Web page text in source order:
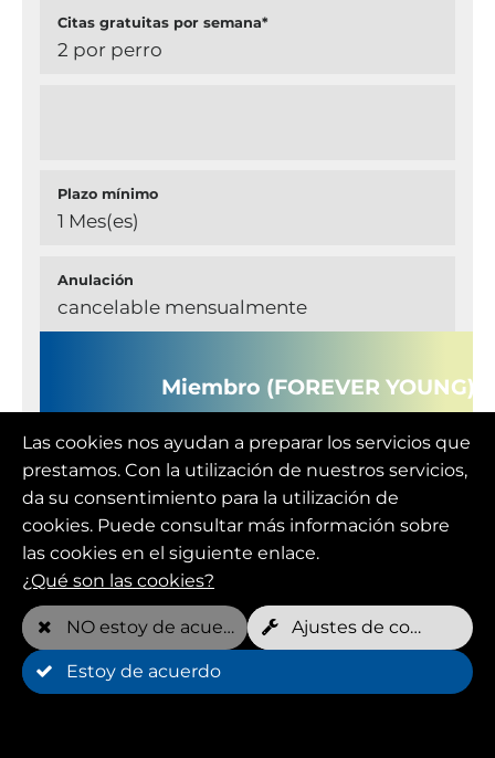
Citas gratuitas por semana*
2 por perro
Plazo mínimo
1 Mes(es)
Anulación
cancelable mensualmente
Miembro (FOREVER YOUNG)
Precio mensual
109,00 EUR
Citas gratuitas por semana*
2 por perro
Las cookies nos ayudan a preparar los servicios que
prestamos. Con la utilización de nuestros servicios,
da su consentimiento para la utilización de
cookies. Puede consultar más información sobre
las cookies en el siguiente enlace.
¿Qué son las cookies?
NO estoy de acuerdo Ajustes de cookies
Estoy de acuerdo